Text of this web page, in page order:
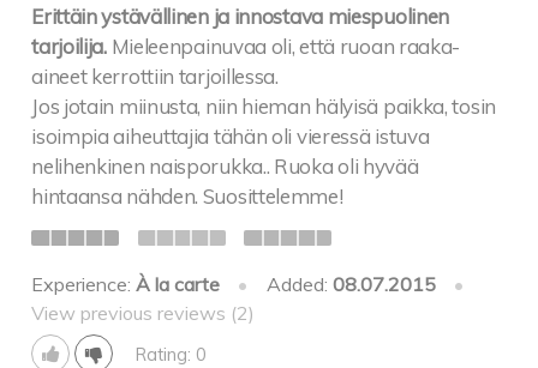
Erittäin ystävällinen ja innostava miespuolinen
tarjoilija. Mieleenpainuvaa oli, että ruoan raaka-
aineet kerrottiin tarjoillessa.
Jos jotain miinusta, niin hieman hälyisä paikka, tosin
isoimpia aiheuttajia tähän oli vieressä istuva
nelihenkinen naisporukka.. Ruoka oli hyvää
hintaansa nähden. Suosittelemme!
Experience:À la carte • Added: 08.07.2015
•
View previous reviews (2)
Rating: 0